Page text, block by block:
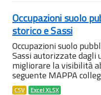
Occupazioni suolo
storico e Sassi
Occupazioni suolo
Sassi autorizzate dagli
migliorare la visibilità
seguente MAPPA
CSV Excel XLSX